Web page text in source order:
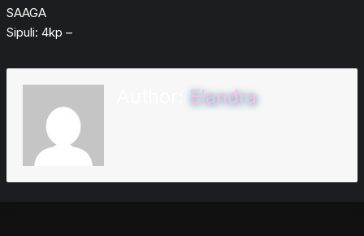
SAAGA
Sipuli: 4kp –
Elandra